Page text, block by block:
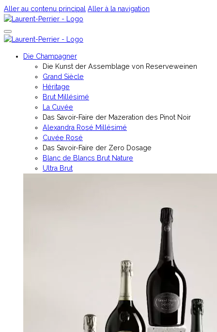
Aller au contenu principal Aller à la navigation
Die Champagner
Die Kunst der Assemblage von Reserveweinen
Grand Siècle
Héritage
Brut Millésimé
La Cuvée
Das Savoir-Faire der Mazeration des Pinot Noir
Alexandra Rosé Millésimé
Cuvée Rosé
Das Savoir-Faire der Zero Dosage
Blanc de Blancs Brut Nature
Ultra Brut